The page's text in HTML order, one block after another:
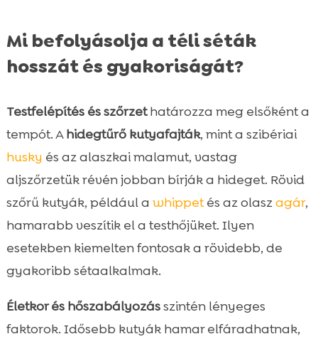
Mi befolyásolja a téli séták
hosszát és gyakoriságát?
Testfelépítés és szőrzethatározza meg elsőként a
tempót. Ahidegtűrő kutyafajták, mint a szibériai
husky és az alaszkai malamut, vastag
aljszőrzetük révén jobban bírják a hideget. Rövid
szőrű kutyák, például a whippetés az olaszagár,
hamarabb veszítik el a testhőjüket. Ilyen
esetekben kiemelten fontosak a rövidebb, de
gyakoribb sétaalkalmak.
Életkor és hőszabályozásszintén lényeges
faktorok. Idősebb kutyák hamar elfáradhatnak,